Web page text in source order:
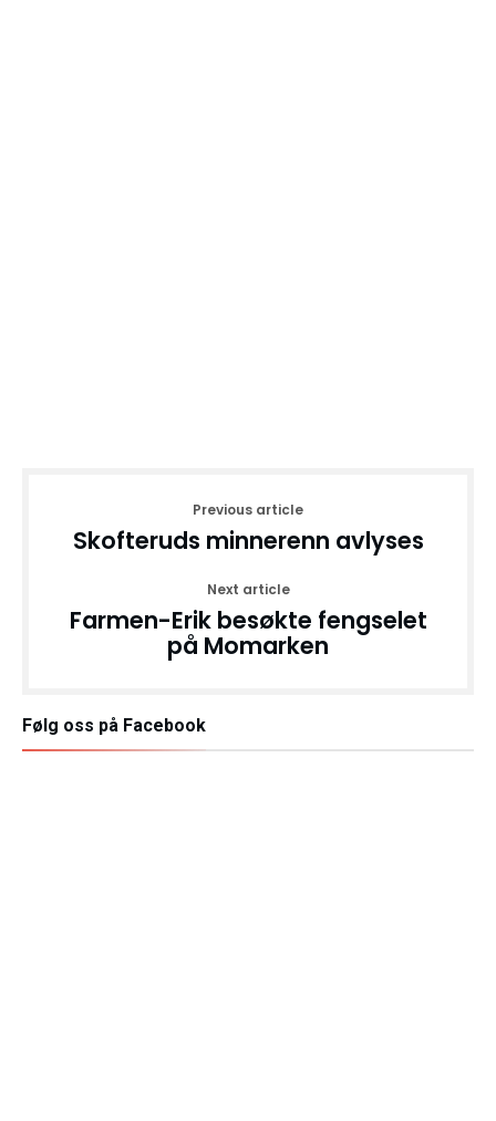
Previous article
Skofteruds minnerenn avlyses
Next article
Farmen-Erik besøkte fengselet
på Momarken
Følg oss på Facebook